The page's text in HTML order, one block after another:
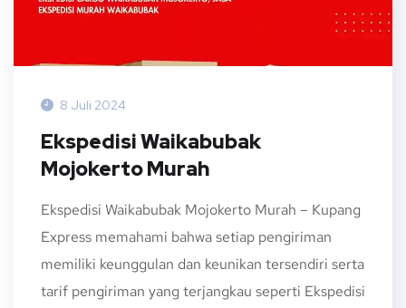
8 Juli 2024
Ekspedisi Waikabubak
Mojokerto Murah
Ekspedisi Waikabubak Mojokerto Murah – Kupang
Express memahami bahwa setiap pengiriman
memiliki keunggulan dan keunikan tersendiri serta
tarif pengiriman yang terjangkau seperti Ekspedisi